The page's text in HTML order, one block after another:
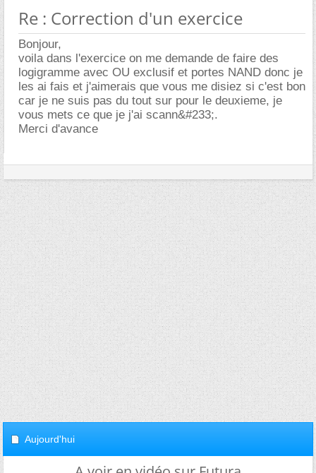
Re : Correction d'un exercice
Bonjour,
voila dans l'exercice on me demande de faire des
logigramme avec OU exclusif et portes NAND donc je
les ai fais et j'aimerais que vous me disiez si c'est bon
car je ne suis pas du tout sur pour le deuxieme, je
vous mets ce que je j'ai scann&#233;.
Merci d'avance
Aujourd'hui